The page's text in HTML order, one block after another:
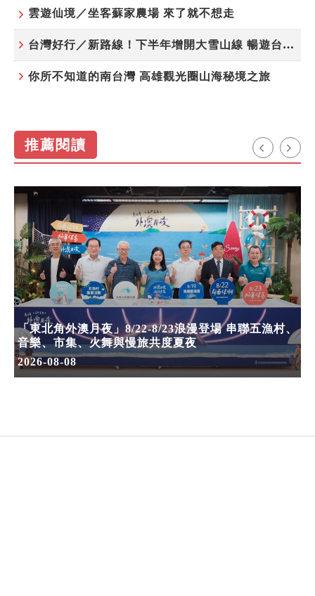
雲遊仙境／坐客蘇家農場 來了就不想走
台灣好行／新路線！下半年增開大雪山線 暢遊台中更便利
你所不知道的南台灣 高雄觀光圈山海秘境之旅
推薦閱讀
「東北角外澳月夜」8/22-8/23浪漫登場 串聯五漁村、
音樂、市集、火舞與慢旅共度夏夜
2026-08-08